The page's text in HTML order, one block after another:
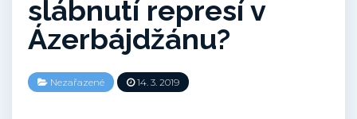
slábnutí represí v
Ázerbájdžánu?
Nezařazené 14. 3. 2019